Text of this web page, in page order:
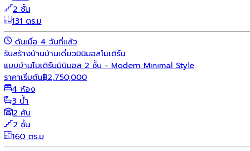
2 ชั้น
131 ตร.ม
ดันเมื่อ 4 วันที่แล้ว
รับสร้างบ้านบ้านเดี่ยวมินิมอลโมเดิร์น
แบบบ้านโมเดิร์นมินิมอล 2 ชั้น - Modern Minimal Style
ราคาเริ่มต้น฿2,750,000
4 ห้อง
3 น้ำ
2 คัน
2 ชั้น
160 ตร.ม